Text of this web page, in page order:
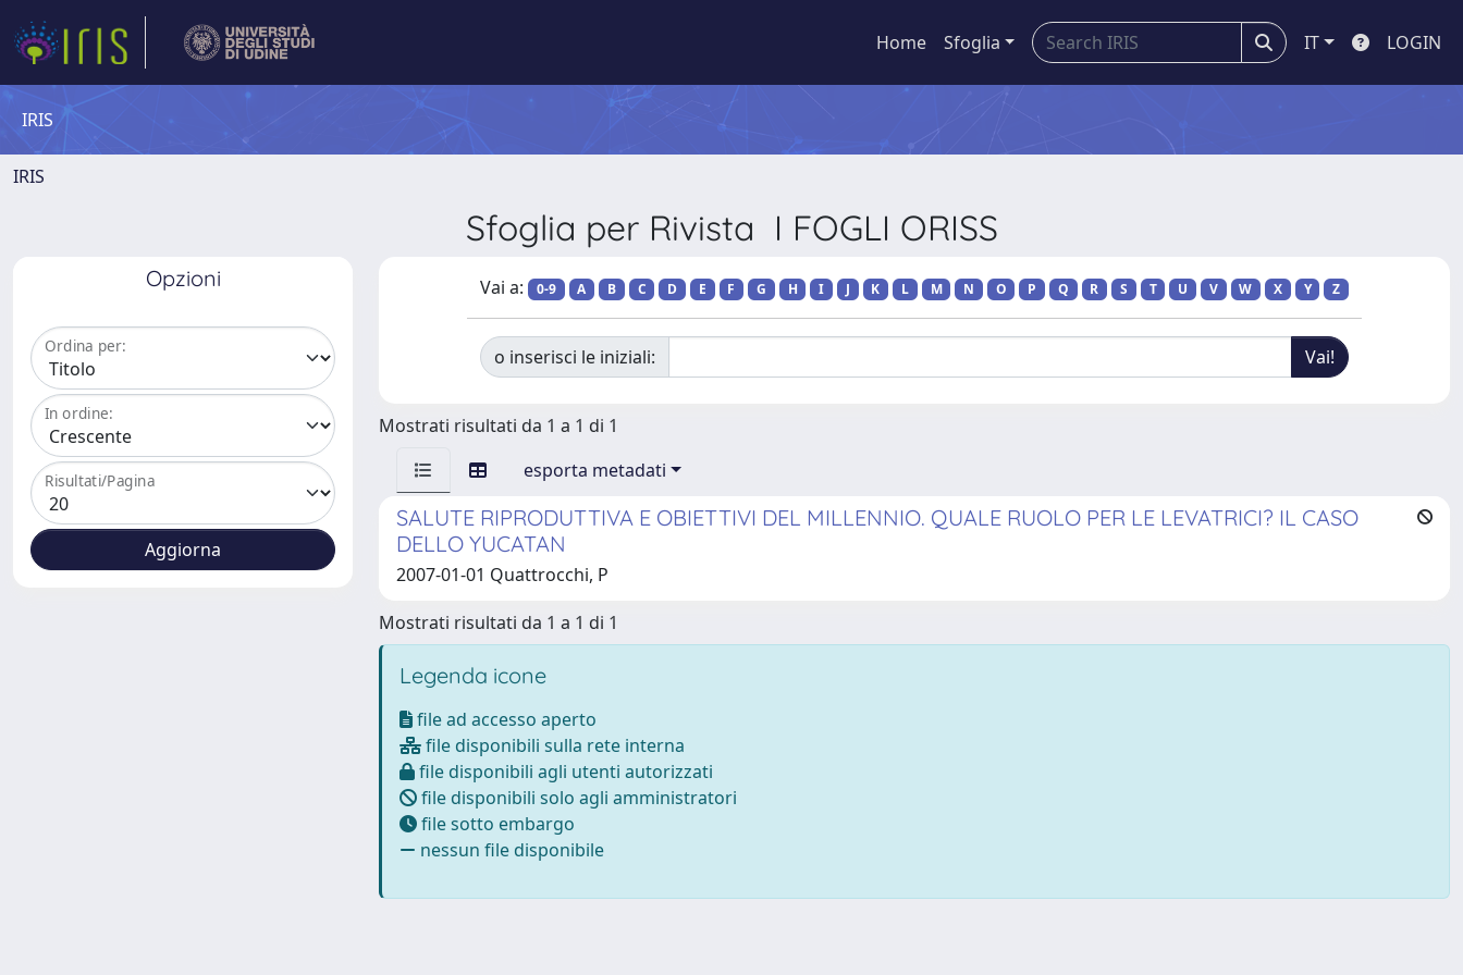
Home Sfoglia IT LOGIN
IRIS
IRIS
Sfoglia per Rivista I FOGLI ORISS
Opzioni
Ordina per:
In ordine:
Risultati/Pagina
Vai a: 0-9 A B C D E F G H I J K L M N O P Q R S T U V W X Y Z
o inserisci le iniziali:
Mostrati risultati da 1 a 1 di 1
esporta metadati
SALUTE RIPRODUTTIVA E OBIETTIVI DEL MILLENNIO. QUALE RUOLO PER LE LEVATRICI? IL CASO
DELLO YUCATAN
2007-01-01 Quattrocchi, P
Mostrati risultati da 1 a 1 di 1
Legenda icone
file ad accesso aperto
file disponibili sulla rete interna
file disponibili agli utenti autorizzati
file disponibili solo agli amministratori
file sotto embargo
nessun file disponibile